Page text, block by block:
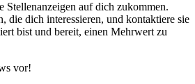
Stellenanzeigen auf dich zukommen.
die dich interessieren, und kontaktiere sie
bist und bereit, einen Mehrwert zu
vor!